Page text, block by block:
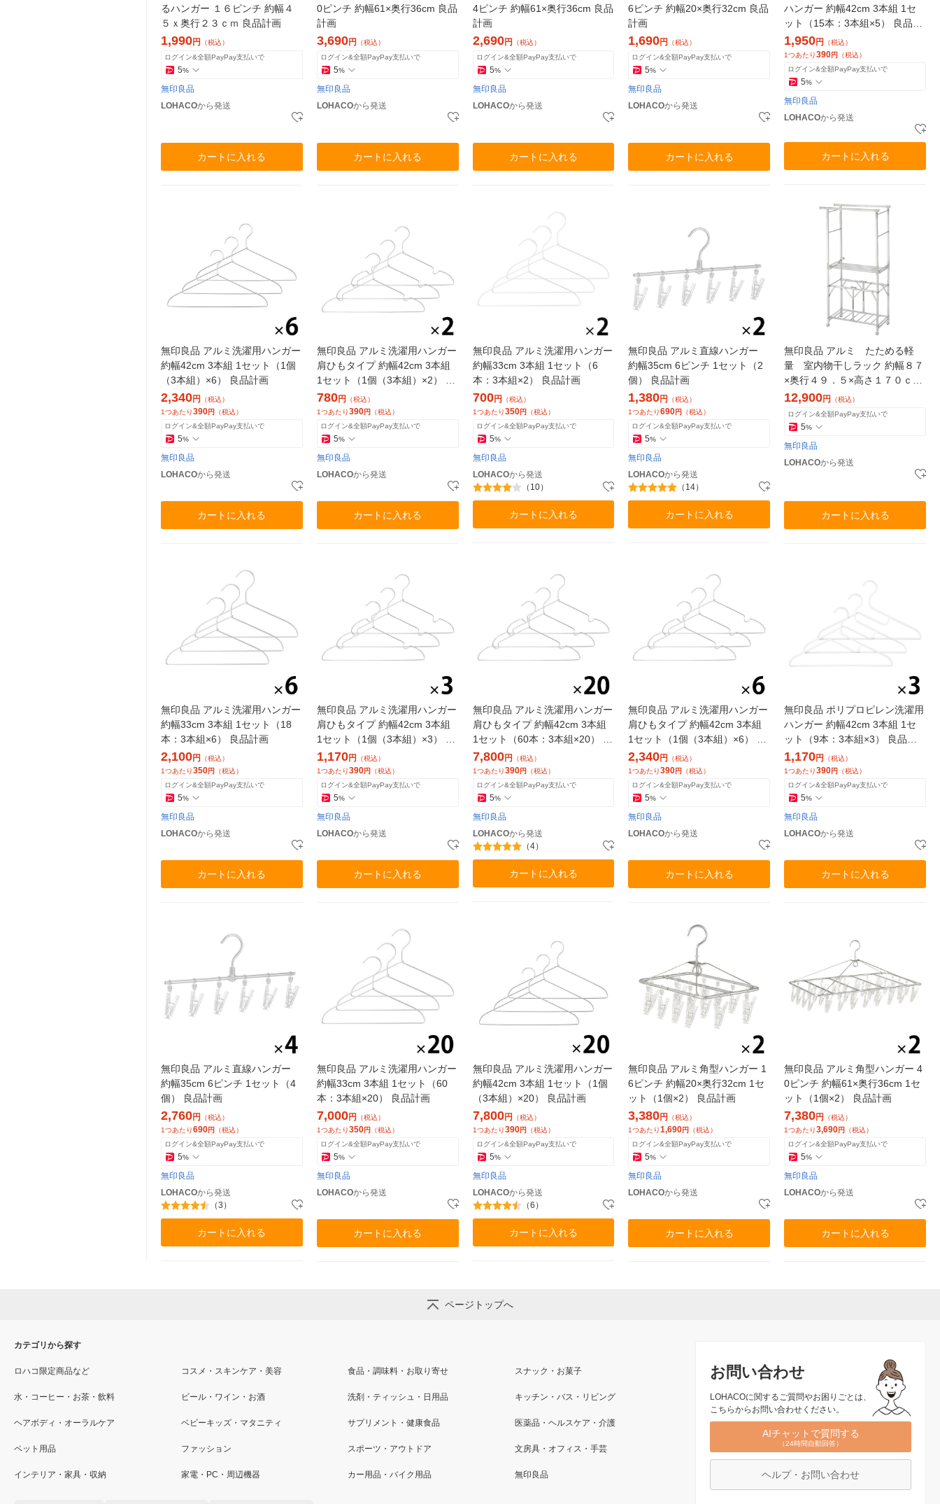
るハンガー １６ピンチ 約幅４
５ｘ奥行２３ｃｍ 良品計画
1,990円 （税込）
ログイン&全額PayPay支払いで
5%
無印良品
LOHACOから発送
カートに入れる
0ピンチ 約幅61×奥行36cm 良品
計画
3,690円 （税込）
ログイン&全額PayPay支払いで
5%
無印良品
LOHACOから発送
カートに入れる
4ピンチ 約幅61×奥行36cm 良品
計画
2,690円 （税込）
ログイン&全額PayPay支払いで
5%
無印良品
LOHACOから発送
カートに入れる
6ピンチ 約幅20×奥行32cm 良品
計画
1,690円
（税込）
ログイン&全額PayPay支払いで
5%
無印良品
LOHACOから発送
カートに入れる
ハンガー 約幅42cm 3本組 1セ
ット（15本：3本組×5） 良品計
画
1,950円
（税込）
1つあたり390円
（税込）
ログイン&全額PayPay支払いで
5%
無印良品
LOHACOから発送
カートに入れる
無印良品 アルミ洗濯用ハンガー
約幅42cm 3本組 1セット（1個
（3本組）×6） 良品計画
2,340円
（税込）
1つあたり390円
（税込）
ログイン&全額PayPay支払いで
5%
無印良品
LOHACOから発送
カートに入れる
無印良品 アルミ洗濯用ハンガー
肩ひもタイプ 約幅42cm 3本組
1セット（1個（3本組）×2） 良
品計画
780円
（税込）
1つあたり390円
（税込）
ログイン&全額PayPay支払いで
5%
無印良品
LOHACOから発送
カートに入れる
無印良品 アルミ洗濯用ハンガー
約幅33cm 3本組 1セット（6
本：3本組×2） 良品計画
700円
（税込）
1つあたり350円
（税込）
ログイン&全額PayPay支払いで
5%
無印良品
LOHACOから発送
（10）
カートに入れる
無印良品 アルミ直線ハンガー
約幅35cm 6ピンチ 1セット（2
個） 良品計画
1,380円
（税込）
1つあたり690円
（税込）
ログイン&全額PayPay支払いで
5%
無印良品
LOHACOから発送
（14）
カートに入れる
無印良品 アルミ たためる軽
量 室内物干しラック 約幅８７
×奥行４９．５×高さ１７０ｃｍ
（設置時） 良品計画
12,900円
（税込）
ログイン&全額PayPay支払いで
5%
無印良品
LOHACOから発送
カートに入れる
無印良品 アルミ洗濯用ハンガー
約幅33cm 3本組 1セット（18
本：3本組×6） 良品計画
2,100円
（税込）
1つあたり350円 （税込）
ログイン&全額PayPay支払いで
5%
無印良品
LOHACOから発送
カートに入れる
無印良品 アルミ洗濯用ハンガー
肩ひもタイプ 約幅42cm 3本組
1セット（1個（3本組）×3） 良
品計画
1,170円
（税込）
1つあたり390円 （税込）
ログイン&全額PayPay支払いで
5%
無印良品
LOHACOから発送
カートに入れる
無印良品 アルミ洗濯用ハンガー
肩ひもタイプ 約幅42cm 3本組
1セット（60本：3本組×20） 良
品計画
7,800円
（税込）
1つあたり390円 （税込）
ログイン&全額PayPay支払いで
5%
無印良品
LOHACOから発送
（4）
カートに入れる
無印良品 アルミ洗濯用ハンガー
肩ひもタイプ 約幅42cm 3本組
1セット（1個（3本組）×6） 良
品計画
2,340円
（税込）
1つあたり390円
（税込）
ログイン&全額PayPay支払いで
5%
無印良品
LOHACOから発送
カートに入れる
無印良品 ポリプロピレン洗濯用
ハンガー 約幅42cm 3本組 1セ
ット（9本：3本組×3） 良品計
画
1,170円
（税込）
1つあたり390円
（税込）
ログイン&全額PayPay支払いで
5%
無印良品
LOHACOから発送
カートに入れる
無印良品 アルミ直線ハンガー
約幅35cm 6ピンチ 1セット（4
個） 良品計画
2,760円
（税込）
1つあたり690円 （税込）
ログイン&全額PayPay支払いで
5%
無印良品
LOHACOから発送
（3）
カートに入れる
無印良品 アルミ洗濯用ハンガー
約幅33cm 3本組 1セット（60
本：3本組×20） 良品計画
7,000円
（税込）
1つあたり350円 （税込）
ログイン&全額PayPay支払いで
5%
無印良品
LOHACOから発送
カートに入れる
無印良品 アルミ洗濯用ハンガー
約幅42cm 3本組 1セット（1個
（3本組）×20） 良品計画
7,800円
（税込）
1つあたり390円 （税込）
ログイン&全額PayPay支払いで
5%
無印良品
LOHACOから発送
（6）
カートに入れる
無印良品 アルミ角型ハンガー 1
6ピンチ 約幅20×奥行32cm 1セ
ット（1個×2） 良品計画
3,380円
（税込）
1つあたり1,690円
（税込）
ログイン&全額PayPay支払いで
5%
無印良品
LOHACOから発送
カートに入れる
無印良品 アルミ角型ハンガー 4
0ピンチ 約幅61×奥行36cm 1セ
ット（1個×2） 良品計画
7,380円
（税込）
1つあたり3,690円
（税込）
ログイン&全額PayPay支払いで
5%
無印良品
LOHACOから発送
カートに入れる
ページトップへ
お問い合わせ
LOHACOに関するご質問やお困りごとは、
こちらからお問い合わせください。
AIチャットで質問する
（24時間自動回答）
ヘルプ・お問い合わせ
カテゴリから探す
ロハコ限定商品など コスメ・スキンケア・美容 食品・調味料・お取り寄せ スナック・お菓子
水・コーヒー・お茶・飲料 ビール・ワイン・お酒 洗剤・ティッシュ・日用品 キッチン・バス・リビング
ヘアボディ・オーラルケア ベビーキッズ・マタニティ サプリメント・健康食品 医薬品・ヘルスケア・介護
ペット用品 ファッション スポーツ・アウトドア 文房具・オフィス・手芸
インテリア・家具・収納 家電・PC・周辺機器 カー用品・バイク用品 無印良品